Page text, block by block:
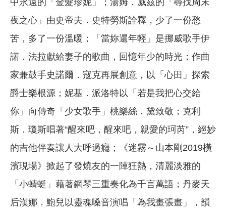
中永遠的「金髮珍妮」；湯姆．威茲的「尋找周末
夜之心」由史帝夫．史特勞斯詮釋，少了一份愁
苦，多了一份溫暖；「當妳還年輕」是挪威歌手伊
諾．法拉獻給妻子的歌曲，回憶年少的時光；作曲
家兼鼓手史諾爾．寇克再展創意，以「心田」探索
爵士樂根源；妮基．派洛特以「若是我把心交給
你」向傳奇「少女歌手」桃樂絲．黛致敬；克利
斯．瓊斯唱著“醒來吧，醒來吧，親愛的珂芮”，絕妙
的吉他伴奏讓人大呼過癮；《迷霧～山本剛2019橫
濱現場》掀起了發燒友的一陣狂熱，清麗淡雅的
「小蜻蜓」藉著鋼琴三重奏化為千言萬語；丹麥天
后漢娜．鮑兒以靈魂嗓音演唱「為我畫張畫」，韻